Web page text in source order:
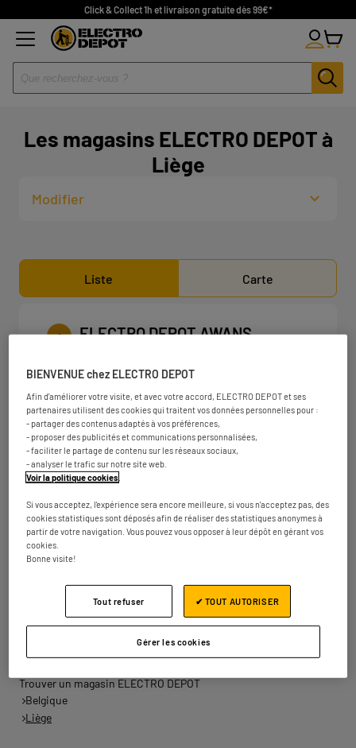
Click & Collect 1h et livraison gratuite dès 99€*
Les magasins ELECTRO DEPOT à
Liège
Modifier
Liste Carte
1
8.18 km
ELECTRO DEPOT AWANS
4340 Awans
Numéro Plus d'infos
2
20.44
km
ELECTRO DEPOT VERVIERS
Boulevard des Gérardchamps 118
4800 Verviers
Ouvert 10:00 - 19:00
Les magasins ELECTRO DEPOT dans les
Trouver un magasin ELECTRO DEPOT
Belgique
Liège
BIENVENUE chez ELECTRO DEPOT
Afin d'améliorer votre visite, et avec votre accord, ELECTRO DEPOT et ses
partenaires utilisent des cookies qui traitent vos données personnelles pour :
- partager des contenus adaptés à vos préférences,
- proposer des publicités et communications personnalisées,
- faciliter le partage de contenu sur les réseaux sociaux,
- analyser le trafic sur notre site web.
Voir la politique cookies
Si vous acceptez, l'expérience sera encore meilleure, si vous n'acceptez pas, des
cookies statistiques sont déposés afin de réaliser des statistiques anonymes à
partir de votre navigation. Vous pouvez vous opposer à leur dépôt en gérant vos
cookies.
Bonne visite!
Gérer les cookies
Tout refuser ✔ TOUT AUTORISER